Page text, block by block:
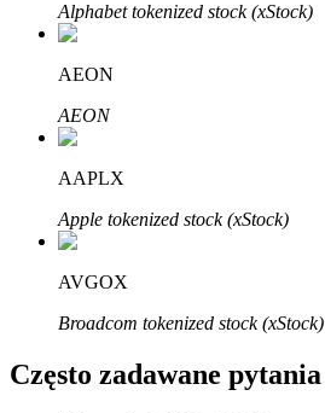
Alphabet tokenized stock (xStock)
AEON
AEON
AAPLX
Apple tokenized stock (xStock)
AVGOX
Broadcom tokenized stock (xStock)
Często zadawane pytania